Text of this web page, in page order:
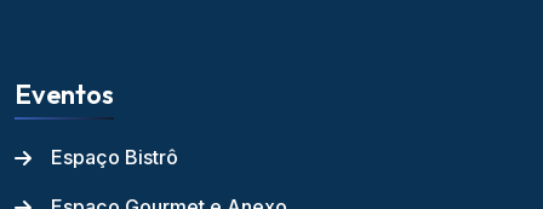
Eventos
Espaço Bistrô